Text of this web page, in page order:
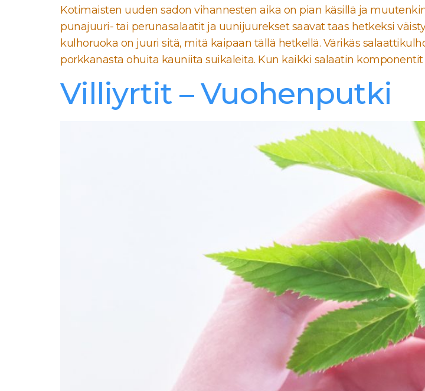
Kotimaisten uuden sadon vihannesten aika on pian käsillä ja
punajuuri- tai perunasalaatit ja uunijuurekset saavat taas hetkeksi
kulhoruoka on juuri sitä, mitä kaipaan tällä hetkellä. Värikäs
porkkanasta ohuita kauniita suikaleita. Kun kaikki salaatin komponentit
Villiyrtit – Vuohenputki